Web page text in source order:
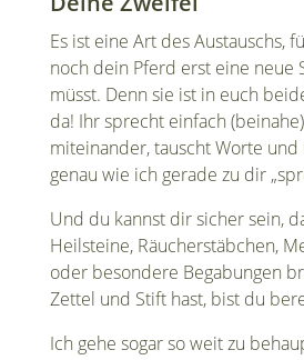
Es ist eine Art des Austauschs,
noch dein Pferd erst eine neue
müsst. Denn sie ist in euch
da! Ihr sprecht einfach
miteinander, tauscht Worte und
genau wie ich gerade zu dir
Und du kannst dir sicher sein,
Heilsteine, Räucherstäbchen,
oder besondere Begabungen
Zettel und Stift hast, bist du
Ich gehe sogar so weit zu